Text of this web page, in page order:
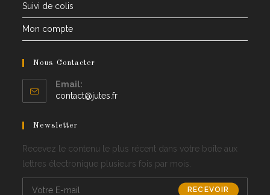
Suivi de colis
Mon compte
Nous Contacter
Email:
contact@jutes.frOpens
Newsletter
Recevez le contenu le plus récent dans votre boîte aux
lettres électronique plusieurs fois par mois.
RECEVOIR